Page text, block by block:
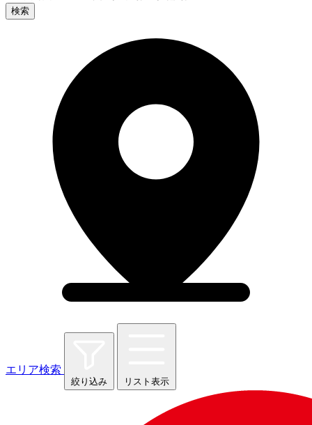
検索
エリア検索
絞り込み リスト表示